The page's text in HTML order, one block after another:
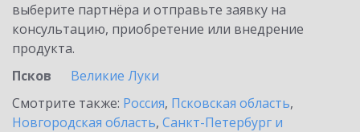
выберите партнёра и отправьте заявку на
консультацию, приобретение или внедрение
продукта.
Псков
Великие Луки
Смотрите также: Россия, Псковская область,
Новгородская область, Санкт-Петербург и